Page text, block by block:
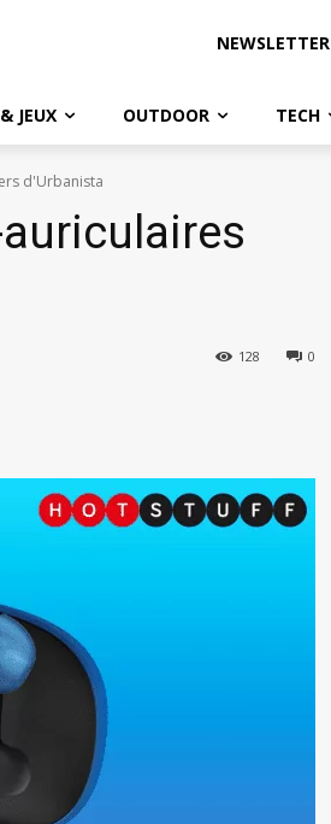
NEWSLETTER
JEUX OUTDOOR TECH
d'Urbanista
0
128